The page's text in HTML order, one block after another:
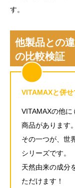
す。
他製品との
の比較検証
VITAMAXと併せ
VITAMAXの他
商品があります。
その一つが、世
シリーズです。
天然由来の成分
ただけます！